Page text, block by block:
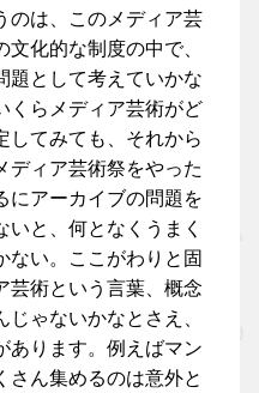
のは、このメディア芸
化的な制度の中で、
題として考えていかな
くらメディア芸術がど
してみても、それから
ディア芸術祭をやった
にアーカイブの問題を
いと、何となくうまく
ない。ここがわりと固
芸術という言葉、概念
じゃないかなとさえ、
あります。例えばマン
さん集めるのは意外と